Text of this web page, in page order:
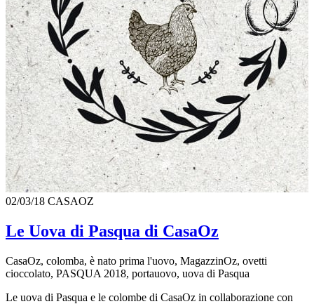
02/03/18 CASAOZ
Le Uova di Pasqua di CasaOz
CasaOz, colomba, è nato prima l'uovo, MagazzinOz, ovetti
cioccolato, PASQUA 2018, portauovo, uova di Pasqua
Le uova di Pasqua e le colombe di CasaOz in collaborazione con